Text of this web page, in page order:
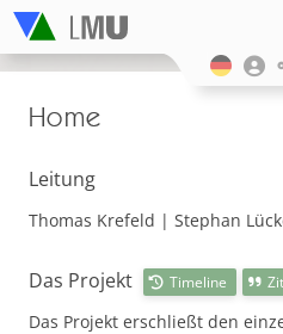
Home
Leitung
Thomas Krefeld | Stephan
Das Projekt Timeline
Das Projekt erschließt den